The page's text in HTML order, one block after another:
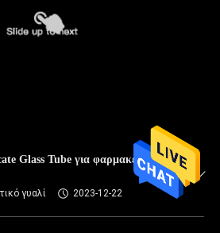
Glass Tube για φαρμακευτική
γυαλί 2023-12-22